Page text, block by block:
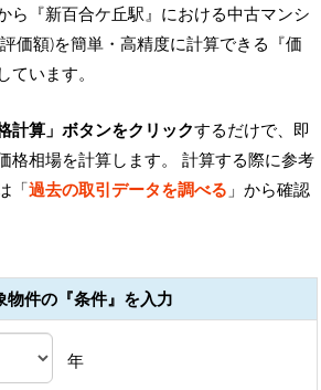
ら『新百合ケ丘駅』における中古マンシ
価額)を簡単・高精度に計算できる『価
います。
計算」ボタンをクリックするだけで、即
格相場を計算します。 計算する際に参考
「過去の取引データを調べる 」から確認
物件の『条件』を入力
年